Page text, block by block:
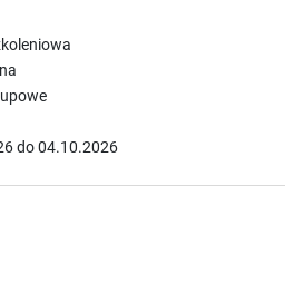
do 04.10.2026